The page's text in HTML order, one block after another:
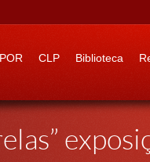
to: CLP Biblioteca